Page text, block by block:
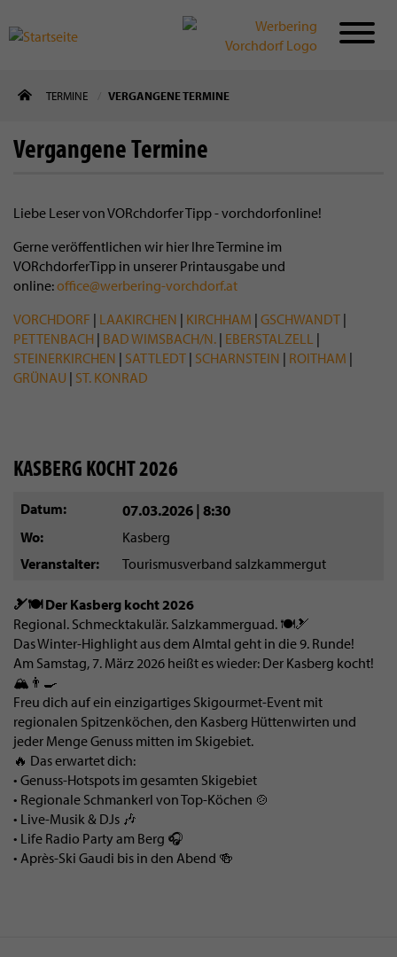
zum
TERMINE VERGANGENE TERMINE
Vergangene Termine
Liebe Leser von VORchdorfer Tipp - vorchdorfonline!
Gerne veröffentlichen wir hier Ihre Termine im
VORchdorferTipp in unserer Printausgabe und
online:office@werbering-vorchdorf.at
VORCHDORF | LAAKIRCHEN | KIRCHHAM | GSCHWANDT |
PETTENBACH | BAD WIMSBACH/N. | EBERSTALZELL |
STEINERKIRCHEN | SATTLEDT | SCHARNSTEIN | ROITHAM |
GRÜNAU | ST. KONRAD
KASBERG KOCHT 2026
Datum 07.03.2026 | 8:30
Wo
Kasberg
Veranstalter
Tourismusverband salzkammergut
🎿🍽️ Der Kasberg kocht 2026
Regional. Schmecktakulär. Salzkammerguad. 🍽️🎿
Das Winter-Highlight aus dem Almtal geht in die 9. Runde!
Am Samstag, 7. März 2026 heißt es wieder: Der Kasberg kocht!
🏔️👨‍🍳
Freu dich auf ein einzigartiges Skigourmet-Event mit
regionalen Spitzenköchen, den Kasberg Hüttenwirten und
jeder Menge Genuss mitten im Skigebiet.
🔥 Das erwartet dich:
• Genuss-Hotspots im gesamten Skigebiet
• Regionale Schmankerl von Top-Köchen 🍲
• Live-Musik & DJs 🎶
• Life Radio Party am Berg 🎧
• Après-Ski Gaudi bis in den Abend 🍻